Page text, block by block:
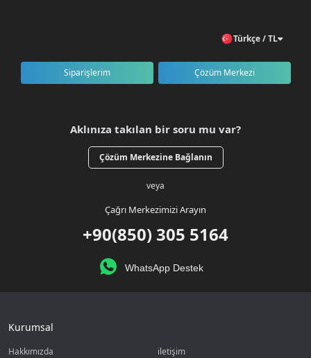
Türkçe / TL
Siparişlerim Çözüm Merkezi
Aklınıza takılan bir soru mu var?
Çözüm Merkezine Bağlanın
veya
Çağrı Merkezimizi Arayın
+90(850) 305 5164
WhatsApp Destek
Kurumsal
Hakkımızda
iletişim